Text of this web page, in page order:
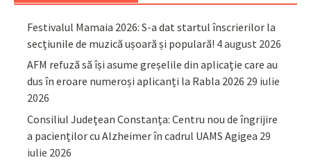
Festivalul Mamaia 2026: S-a dat startul înscrierilor la
secțiunile de muzică ușoară și populară! 4 august 2026
AFM refuză să își asume greșelile din aplicație care au
dus în eroare numeroși aplicanți la Rabla 2026 29 iulie
2026
Consiliul Județean Constanța: Centru nou de îngrijire
a pacienților cu Alzheimer în cadrul UAMS Agigea 29
iulie 2026